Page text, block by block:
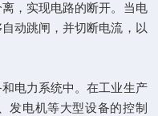
，实现电路的断开。当电
动跳闸，并切断电流，以
电力系统中。在工业生产
发电机等大型设备的控制